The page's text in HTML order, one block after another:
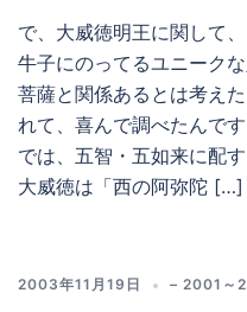
で、大威徳明王に関して
牛子にのってるユニーク
菩薩と関係あるとは考え
れて、喜んで調べたんで
では、五智・五如来に配
大威徳は「西の阿弥陀 […]
2003年11月19日 – 2001～